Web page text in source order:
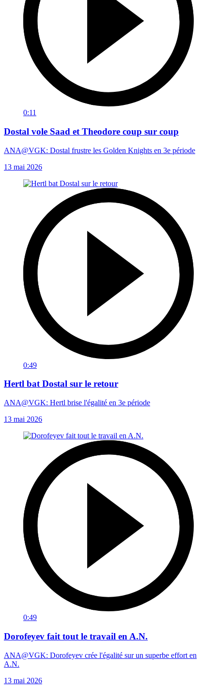
0:11
Dostal vole Saad et Theodore coup sur coup
ANA@VGK: Dostal frustre les Golden Knights en 3e période
13 mai 2026
0:49
Hertl bat Dostal sur le retour
ANA@VGK: Hertl brise l'égalité en 3e période
13 mai 2026
0:49
Dorofeyev fait tout le travail en A.N.
ANA@VGK: Dorofeyev crée l'égalité sur un superbe effort en
A.N.
13 mai 2026